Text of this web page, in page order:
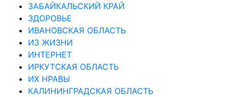
ЗАБАЙКАЛЬСКИЙ КРАЙ
ЗДОРОВЬЕ
ИВАНОВСКАЯ ОБЛАСТЬ
ИЗ ЖИЗНИ
ИНТЕРНЕТ
ИРКУТСКАЯ ОБЛАСТЬ
ИХ НРАВЫ
КАЛИНИНГРАДCКАЯ ОБЛАСТЬ